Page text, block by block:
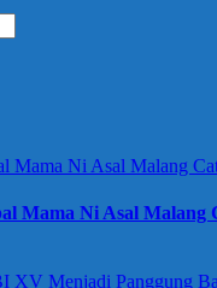
Mama Ni Asal Malang